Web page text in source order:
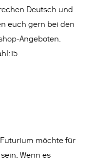
Deutsch und
euch gern bei den
Angeboten.
möchte für
Wenn es